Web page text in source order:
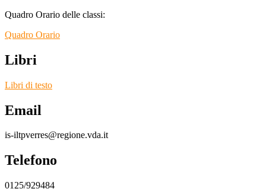
Quadro Orario delle classi:
Quadro Orario
Libri
Libri di testo
Email
is-iltpverres@regione.vda.it
Telefono
0125/929484